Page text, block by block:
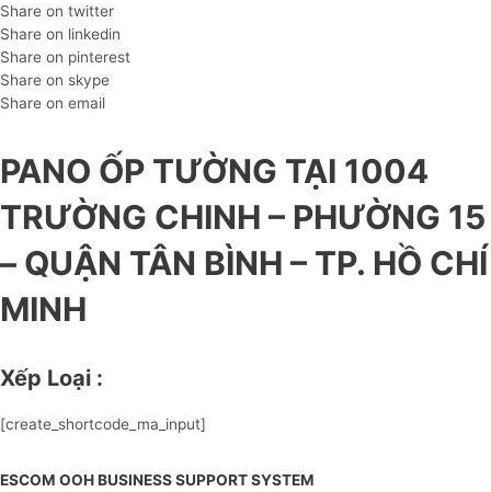
Share on twitter
Share on linkedin
Share on pinterest
Share on skype
Share on email
PANO ỐP TƯỜNG TẠI 1004
TRƯỜNG CHINH – PHƯỜNG 15
– QUẬN TÂN BÌNH – TP. HỒ CHÍ
MINH
Xếp Loại :
[create_shortcode_ma_input]
ESCOM OOH BUSINESS SUPPORT SYSTEM